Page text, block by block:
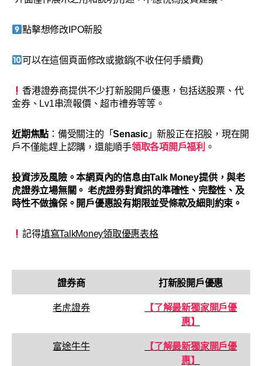
點擊想修改IPO新股
可以在這個頁面修改或撤銷(不收任何手續費)
香港證券商提供不少打新股開戶優惠，包括送股票、代
金券、Lv1串流報價、超市禮券等等。
近期焦點 ：備受關注的「Senasic」新股正在招股，現在開
戶不僅能趕上認購，還能順手領取各項開戶福利 。
投資涉及風險。本網頁內的信息由Talk Money提供，與老
虎證券立場無關。 老虎證券對資訊的準確性、完整性、及
時性不做擔保。開戶優惠設有期限並受條款及細則約束。
記得填寫TalkMoney領取優惠表格
證券商 打新股開戶優惠
老虎證券
【了解最新獨家開戶優
惠】
富途牛牛
【了解最新獨家開戶優
惠】